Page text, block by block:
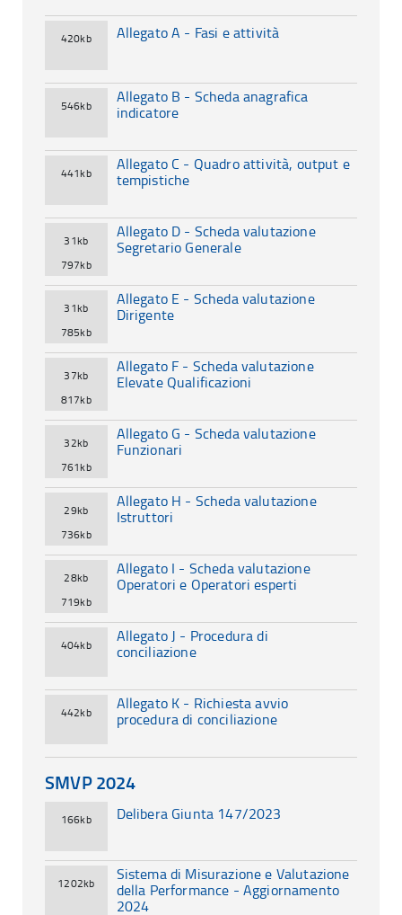
420kb Allegato A - Fasi e attività
546kb
Allegato B - Scheda anagrafica
indicatore
441kb
Allegato C - Quadro attività, output e
tempistiche
31kb
797kb
Allegato D - Scheda valutazione
Segretario Generale
31kb
785kb
Allegato E - Scheda valutazione
Dirigente
37kb
817kb
Allegato F - Scheda valutazione
Elevate Qualificazioni
32kb
761kb
Allegato G - Scheda valutazione
Funzionari
29kb
736kb
Allegato H - Scheda valutazione
Istruttori
28kb
719kb
Allegato I - Scheda valutazione
Operatori e Operatori esperti
404kb
Allegato J - Procedura di
conciliazione
442kb
Allegato K - Richiesta avvio
procedura di conciliazione
SMVP 2024
166kb Delibera Giunta 147/2023
1202kb
Sistema di Misurazione e Valutazione
della Performance - Aggiornamento
2024